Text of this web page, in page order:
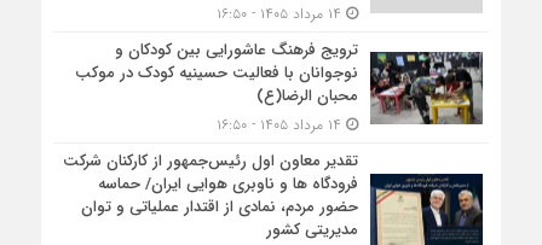
ترویج فرهنگ عاشورایی بین کودکان و
نوجوانان با فعالیت حسینیه کودک در موکب
محبان الرضا(ع)
تقدیر معاون اول رئیس‌جمهور از کارکنان شرکت
فرودگاه ها و ناوبری هوایی ایران/ حماسه
حضور مردم، نمادی از اقتدار عملیاتی و توان
مدیریتی کشور